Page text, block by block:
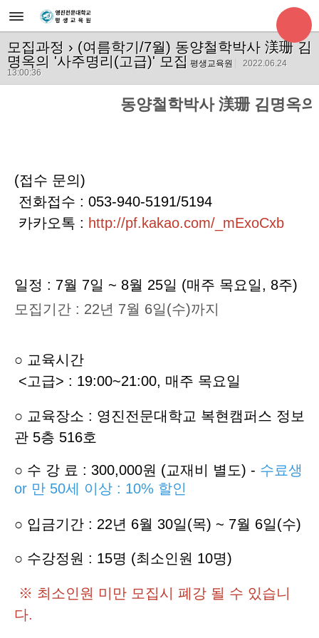
모집과정 › (여름학기/7월) 동양철학박사 渼珊 김
명옥의 '사주명리(고급)' 모집 평생교육원
2022.06.24
13:00:36
동양철학박사 渼珊 김명옥
(접수 문의)
전화접수 : 053-940-5191/5194
카카오톡 : http://pf.kakao.com/_mExoCxb
일정 : 7월 7일 ~ 8월 25일 (매주 목요일, 8주)
모집기간 : 22년 7월 6일(수)까지
○ 교육시간
<고급> : 19:00~21:00, 매주 목요일
○ 교육장소 : 영진전문대학교 복현캠퍼스 정보
관 5층 516호
○ 수 강 료 : 300,000원 (교재비 별도) - 수료생
or 만 50세 이상 : 10% 할인
○ 입금기간 : 22년 6월 30일(목) ~ 7월 6일(수)
○ 수강정원 : 15명 (최소인원 10명)
※ 최소인원 미만 모집시 폐강 될 수 있습니
다.